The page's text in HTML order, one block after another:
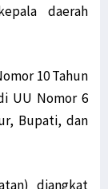
daerah
10 Tahun
UU Nomor 6
Bupati, dan
diangkat